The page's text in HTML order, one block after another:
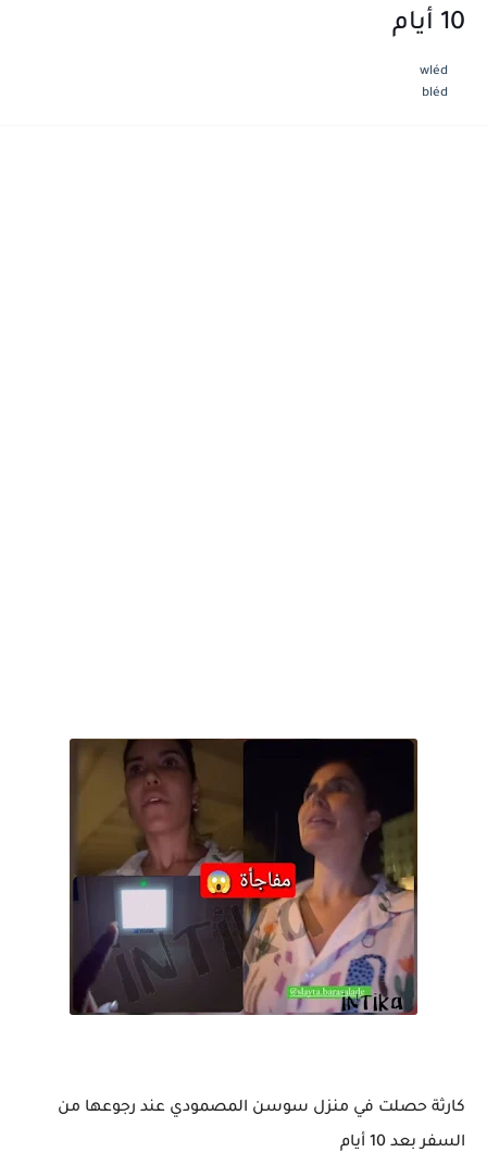
10 أيام
wléd
bléd
كارثة حصلت في منزل سوسن المصمودي عند رجوعها من
السفر بعد 10 أيام